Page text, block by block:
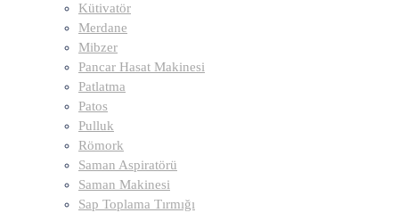
Kütivatör
Merdane
Mibzer
Pancar Hasat Makinesi
Patlatma
Patos
Pulluk
Römork
Saman Aspiratörü
Saman Makinesi
Sap Toplama Tırmığı